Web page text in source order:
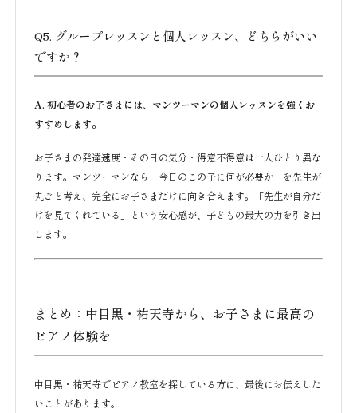
Q5. グループレッスンと個人レッスン、どちらがいい
ですか？
A. 初心者のお子さまには、マンツーマンの個人レッスンを強くお
すすめします。
お子さまの発達速度・その日の気分・得意不得意は一人ひとり異な
ります。マンツーマンなら「今日のこの子に何が必要か」を先生が
丸ごと考え、完全にお子さまだけに向き合えます。「先生が自分だ
けを見てくれている」という安心感が、子どもの最大の力を引き出
します。
まとめ：中目黒・祐天寺から、お子さまに最高の
ピアノ体験を
中目黒・祐天寺でピアノ教室を探している方に、最後にお伝えした
いことがあります。